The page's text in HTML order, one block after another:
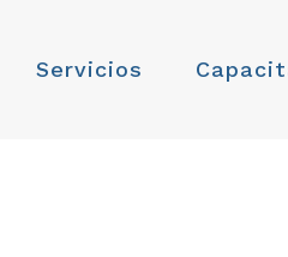
Servicios